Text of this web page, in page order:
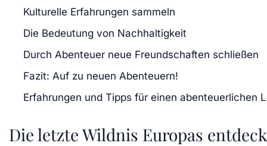
Kulturelle Erfahrungen sammeln
Die Bedeutung von Nachhaltigkeit
Durch Abenteuer neue Freundschaften schließen
Fazit: Auf zu neuen Abenteuern!
Erfahrungen und Tipps für einen abenteuerlichen
Die letzte Wildnis Europas